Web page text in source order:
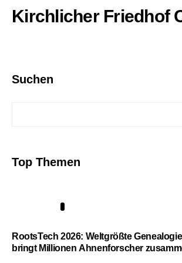
Kirchlicher Friedhof
Suchen
Top Themen
RootsTech 2026: Weltgrößte
bringt Millionen Ahnenforscher